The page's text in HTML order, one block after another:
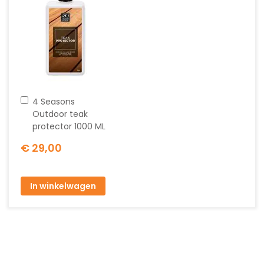
4 Seasons
Outdoor teak
protector 1000 ML
€ 29,00
In
winkelwagen
In winkelwagen